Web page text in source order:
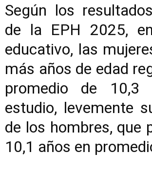
Según los
de la EPH 2025,
educativo, las
más años de edad
promedio de 10,3
estudio, levemente
de los hombres, que
10,1 años en